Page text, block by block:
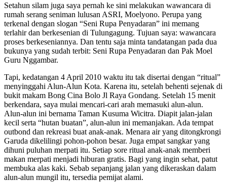
Setahun silam juga saya pernah ke sini melakukan wawancara di
rumah serang seniman lulusan ASRI, Moelyono. Perupa yang
terkenal dengan slogan “Seni Rupa Penyadaran” ini memang
terlahir dan berkesenian di Tulungagung. Tujuan saya: wawancara
proses berkeseniannya. Dan tentu saja minta tandatangan pada dua
bukunya yang sudah terbit: Seni Rupa Penyadaran dan Pak Moel
Guru Nggambar.
Tapi, kedatangan 4 April 2010 waktu itu tak disertai dengan “ritual”
menyinggahi Alun-Alun Kota. Karena itu, setelah behenti sejenak di
bukit makam Bong Cina Bolo Jl Raya Gondang. Setelah 15 menit
berkendara, saya mulai mencari-cari arah memasuki alun-alun.
Alun-alun ini bernama Taman Kusuma Wicitra. Diapit jalan-jalan
kecil serta “hutan buatan”, alun-alun ini memanjakan. Ada tempat
outbond dan rekreasi buat anak-anak. Menara air yang ditongkrongi
Garuda dikelilingi pohon-pohon besar. Juga empat sangkar yang
dihuni puluhan merpati itu. Setiap sore ritual anak-anak memberi
makan merpati menjadi hiburan gratis. Bagi yang ingin sehat, patut
membuka alas kaki. Sebab sepanjang jalan yang dikeraskan dalam
alun-alun mungil itu, tersedia pemijat alami.